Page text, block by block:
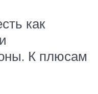
как
К плюсам